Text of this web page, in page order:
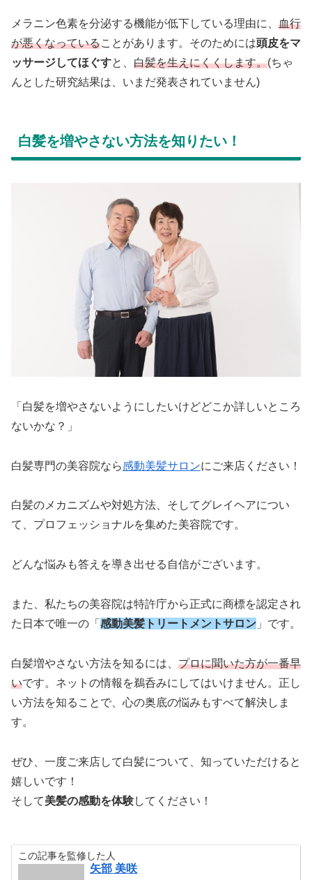
メラニン色素を分泌する機能が低下している理由に、 血行
が悪くなっていることがあります。そのためには頭皮をマ
ッサージしてほぐすと、 白髪を生えにくくします。(ちゃ
んとした研究結果は、いまだ発表されていません)
白髪を増やさない方法を知りたい！
「白髪を増やさないようにしたいけどどこか詳しいところ
ないかな？」
白髪専門の美容院なら感動美髪サロンにご来店ください！
白髪のメカニズムや対処方法、そしてグレイヘアについ
て、プロフェッショナルを集めた美容院です。
どんな悩みも答えを導き出せる自信がございます。
また、私たちの美容院は特許庁から正式に商標を認定され
た日本で唯一の「 感動美髪トリートメントサロン 」です。
白髪増やさない方法を知るには、 プロに聞いた方が一番早
いです。ネットの情報を鵜呑みにしてはいけません。正し
い方法を知ることで、心の奥底の悩みもすべて解決しま
す。
ぜひ、一度ご来店して白髪について、知っていただけると
嬉しいです！
そして美髪の感動を体験してください！
この記事を監修した人
矢部 美咲